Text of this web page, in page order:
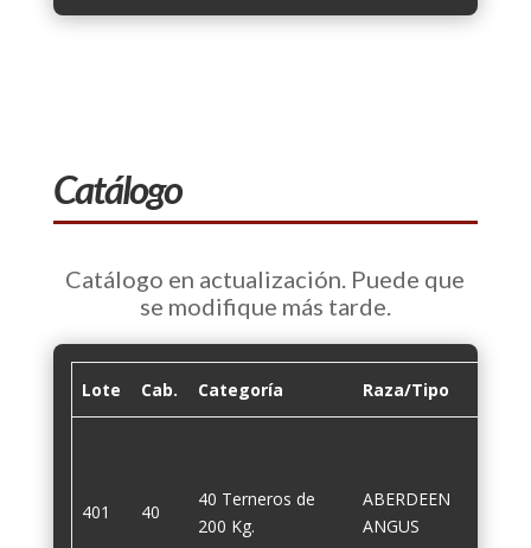
Catálogo
Catálogo en actualización. Puede que
se modifique más tarde.
Lote Cab. Categoría Raza/Tipo
401 40
40 Terneros de
200 Kg.
ABERDEEN
ANGUS